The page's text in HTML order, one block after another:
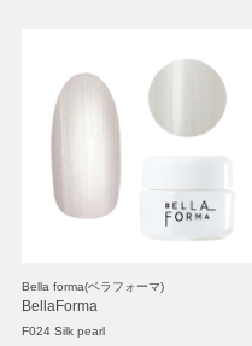
Bella forma(ベラフォーマ)
BellaForma
F024 Silk pearl